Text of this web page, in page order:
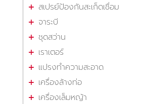
สเปรย์ป้องกันสะเก็ดเชื่อม
จาระบี
ชุดสว่าน
เราเตอร์
แปรงทำความสะอาด
เครื่องล้างท่อ
เครื่องเล็มหญ้า